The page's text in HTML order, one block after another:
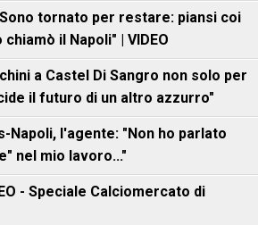
tornato per restare: piansi coi
il Napoli" | VIDEO
a Castel Di Sangro non solo per
il futuro di un altro azzurro"
Napoli, l'agente: "Non ho parlato
nel mio lavoro..."
- Speciale Calciomercato di